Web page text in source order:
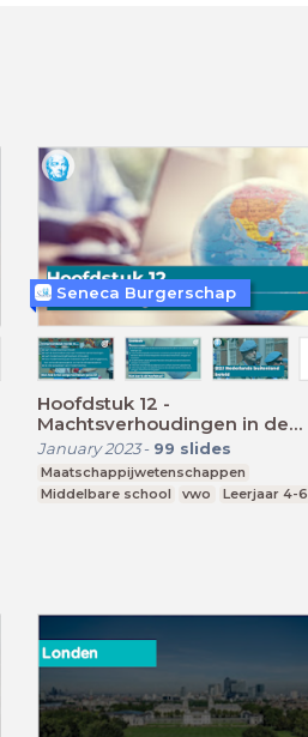
Hoofdstuk 12 -
Machtsverhoudingen in de
wereld | VWO
January 2023- 99 slides
Maatschappijwetenschappen
Middelbare school
vwo Leerjaar 4-6
Seneca Burgerschap